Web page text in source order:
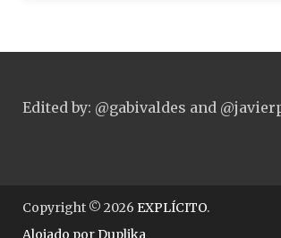
Edited by: @gabivaldes and
Copyright © 2026 EXPLÍCITO.